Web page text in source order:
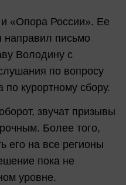
«Опора России». Ее
направил письмо
Володину с
по вопросу
курортному сбору.
звучат призывы
Более того,
его на все регионы
пока не
уровне.